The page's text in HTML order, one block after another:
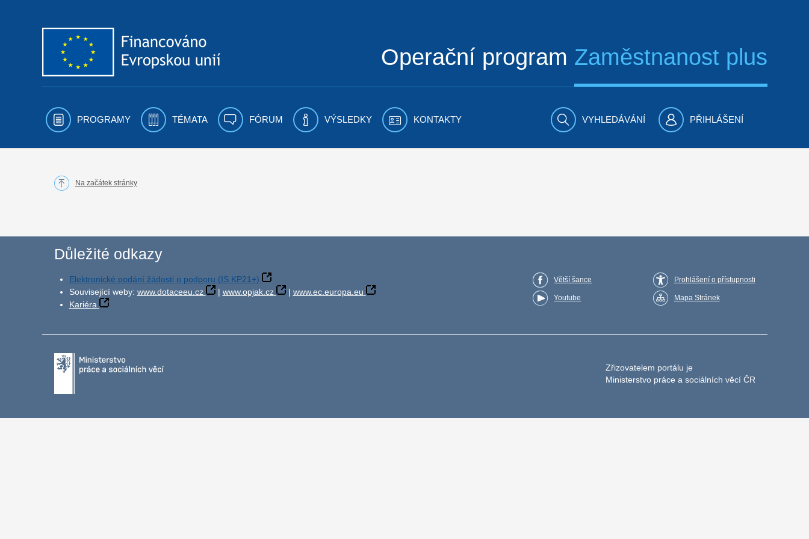
Operační program Zaměstnanost plus
PROGRAMY TÉMATA FÓRUM VÝSLEDKY KONTAKTY VYHLEDÁVÁNÍ PŘIHLÁŠENÍ
Na začátek stránky
Důležité odkazy
Elektronické podání žádosti o podporu (IS KP21+)
Související weby: www.dotaceeu.cz | www.opjak.cz | www.ec.europa.eu
Kariéra
Větší šance
Youtube
Prohlášení o přístupnosti
Mapa Stránek
Zřizovatelem portálu je
Ministerstvo práce a sociálních věcí ČR